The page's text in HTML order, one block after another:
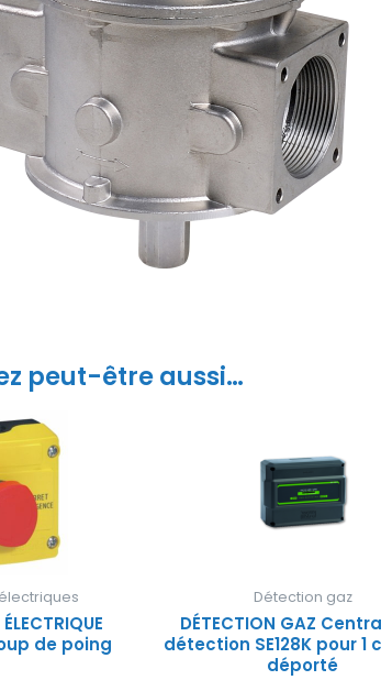
peut-être aussi…
de poing
Détection gaz
DÉTECTION GAZ
détection SE128K pour 1
déporté